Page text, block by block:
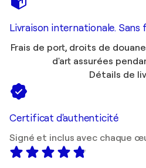
Livraison internationale. Sans
Frais de port, droits de
d'art assurées
Détails de
Certificat d'authenticité
Signé et inclus avec chaque